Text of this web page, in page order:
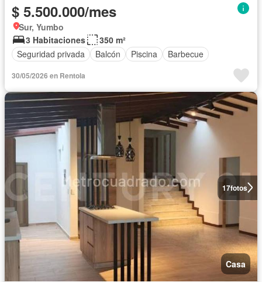
$ 5.500.000/mes
Sur, Yumbo
3 Habitaciones
350 m²
Seguridad privada
Balcón Piscina Barbecue
30/05/2026 en Rentola
17fotos
Casa